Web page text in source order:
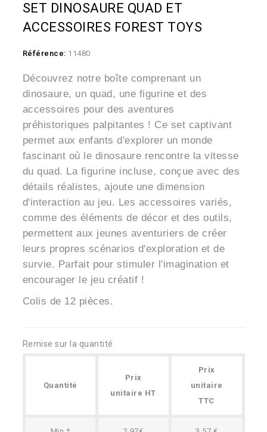
SET DINOSAURE QUAD ET
ACCESSOIRES FOREST TOYS
Référence: 11480
Découvrez notre boîte comprenant un
dinosaure, un quad, une figurine et des
accessoires pour des aventures
préhistoriques palpitantes ! Ce set captivant
permet aux enfants d'explorer un monde
fascinant où le dinosaure rencontre la vitesse
du quad. La figurine incluse, conçue avec des
détails réalistes, ajoute une dimension
d'interaction au jeu. Les accessoires variés,
comme des éléments de décor et des outils,
permettent aux jeunes aventuriers de créer
leurs propres scénarios d'exploration et de
survie. Parfait pour stimuler l'imagination et
encourager le jeu créatif !
Colis de 12 pièces.
Remise sur la quantité
Quantité
Prix
unitaire HT
Prix
unitaire
TTC